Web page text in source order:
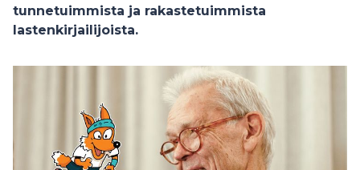
tunnetuimmista ja rakastetuimmista
lastenkirjailijoista.